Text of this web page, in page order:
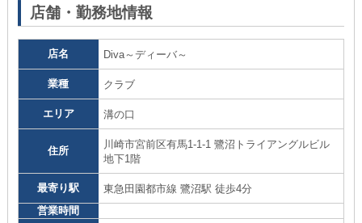
店舗・勤務地情報
店名 Diva～ディーバ～
業種 クラブ
エリア 溝の口
住所
川崎市宮前区有馬1-1-1 鷺沼トライアングルビル
地下1階
最寄り駅
東急田園都市線 鷺沼駅 徒歩4分
営業時間